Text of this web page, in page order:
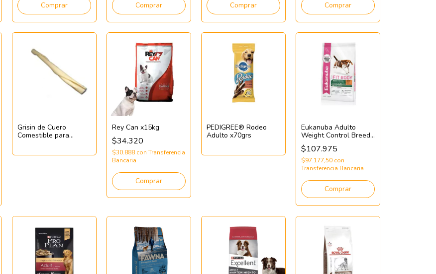
Comprar Comprar Comprar Comprar
Grisin de Cuero
Comestible para
Rey Can x15kg
$34.320
$30.888 con Transferencia
Bancaria
Comprar
PEDIGREE® Rodeo
Adulto x70grs
Eukanuba Adulto
Weight Control Breed
Medium x15kg
$107.975
$97.177,50 con
Transferencia Bancaria
Comprar